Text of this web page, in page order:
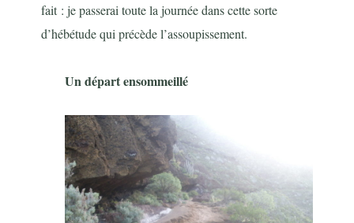
fait : je passerai toute la journée dans cette sorte
d’hébétude qui précède l’assoupissement.
Un départ ensommeillé